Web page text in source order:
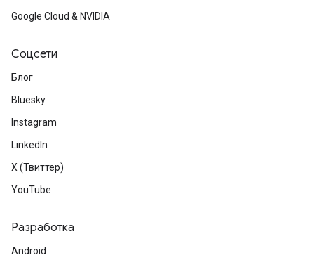
Google Cloud & NVIDIA
Соцсети
Блог
Bluesky
Instagram
LinkedIn
X (Твиттер)
YouTube
Разработка
Android